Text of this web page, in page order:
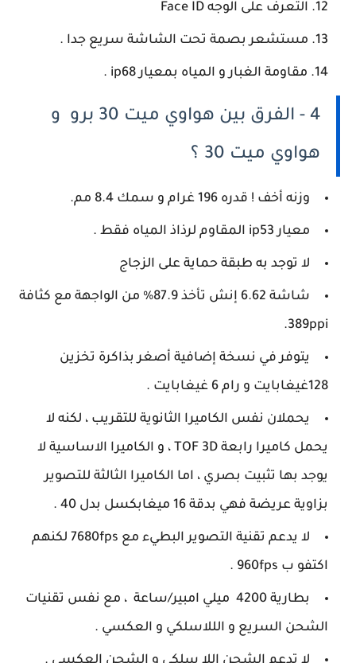
التعرف على الوجه Face ID
مستشعر بصمة تحت الشاشة سريع جدا .
مقاومة الغبار و المياه بمعيار ip68 .
4 - الفرق بين هواوي ميت 30 برو و
هواوي ميت 30 ؟
وزنه أخف ! قدره 196 غرام و سمك 8.4 مم.
معيار ip53 المقاوم لرذاذ المياه فقط .
لا توجد به طبقة حماية على الزجاج
شاشة 6.62 إنش تأخذ 87.9% من الواجهة مع كثافة
389ppi.
يتوفر في نسخة إضافية أصغر بذاكرة تخزين
128غيغابايت و رام 6 غيغابايت .
يحملان نفس الكاميرا الثانوية للتقريب ، لكنه لا
يحمل كاميرا رابعة TOF 3D ، و الكاميرا الاساسية لا
يوجد بها تثبيت بصري ، اما الكاميرا الثالثة للتصوير
بزاوية عريضة فهي بدقة 16 ميغابكسل بدل 40 .
لا يدعم تقنية التصوير البطيء مع 7680fps لكنهم
اكتفو ب 960fps .
بطارية 4200 ميلي امبير/ساعة ، مع نفس تقنيات
الشحن السريع و الللاسلكي و العكسي .